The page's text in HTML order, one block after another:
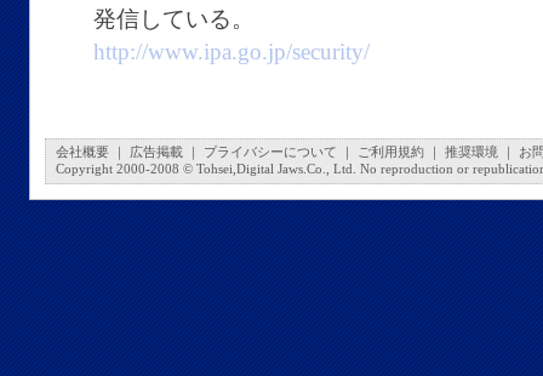
発信している。
http://www.ipa.go.jp/security/
会社概要 広告掲載 プライバシーについて ご利用規約 推奨環境
お
Copyright 2000-2008 © Tohsei,Digital Jaws.Co., Ltd. No reproduction or